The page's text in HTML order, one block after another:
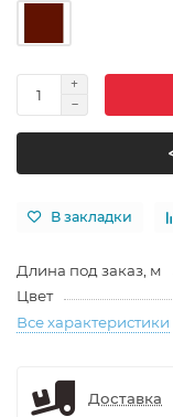
В закладки
Длина под заказ, м
Цвет
Все характеристики
Доставка